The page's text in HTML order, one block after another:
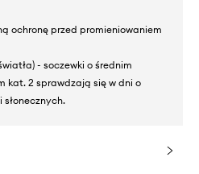
ochronę przed promieniowaniem
- soczewki o średnim
kat. 2 sprawdzają się w dni o